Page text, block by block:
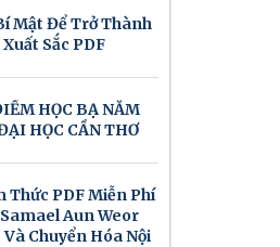
Mật Để Trở Thành
Sắc PDF
HỌC BẠ NĂM
HỌC CẦN THƠ
Thức PDF Miễn Phí
Aun Weor
Chuyển Hóa Nội